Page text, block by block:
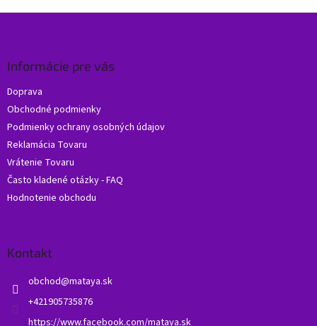
Informácie pre vás
Doprava
Obchodné podmienky
Podmienky ochrany osobných údajov
Reklamácia Tovaru
Vrátenie Tovaru
Často kladené otázky - FAQ
Hodnotenie obchodu
Kontakt
obchod@mataya.sk
+421905735876
https://www.facebook.com/mataya.sk